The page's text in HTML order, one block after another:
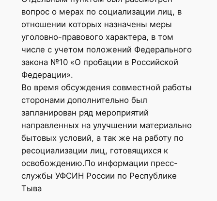
вопрос о мерах по социализации лиц, в
отношении которых назначены меры
уголовно-правового характера, в том
числе с учетом положений Федерального
закона №10 «О пробации в Российской
Федерации».
Во время обсуждения совместной работы
сторонами дополнительно был
запланирован ряд мероприятий
направленных на улучшении материально
бытовых условий, а так же на работу по
ресоциализации лиц, готовящихся к
освобождению.По информации пресс-
службы УФСИН России по Республике
Тыва